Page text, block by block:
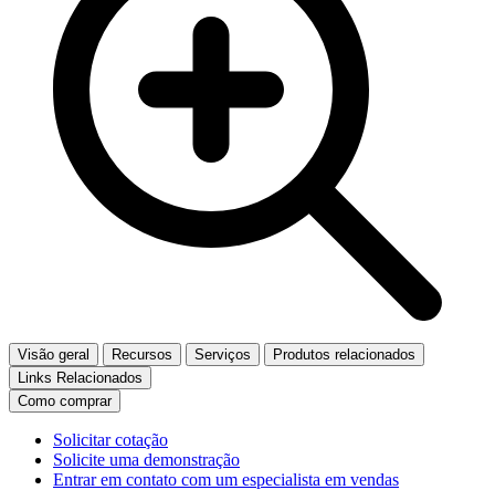
Visão geral Recursos Serviços
Produtos relacionados
Links Relacionados
Como comprar
Solicitar cotação
Solicite uma demonstração
Entrar em contato com um especialista em vendas